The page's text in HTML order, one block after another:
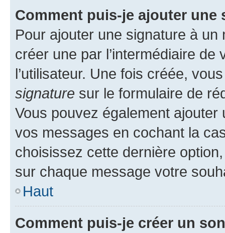
Comment puis-je ajouter une
Pour ajouter une signature à un
créer une par l’intermédiaire
l’utilisateur. Une fois créée,
signature sur le formulaire de
Vous pouvez également
vos messages en cochant la
choisissez cette dernière
sur chaque message votre
Haut
Comment puis-je créer un